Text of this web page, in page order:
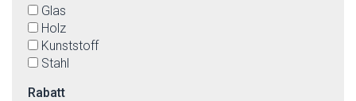
Glas
Holz
Kunststoff
Stahl
Rabatt